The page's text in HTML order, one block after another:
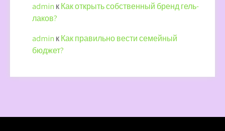
admin кКак открыть собственный бренд гель-
лаков?
admin кКак правильно вести семейный
бюджет?